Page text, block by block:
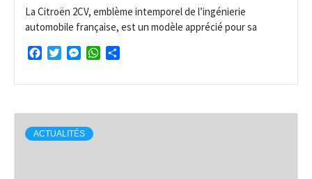
La Citroën 2CV, emblème intemporel de l’ingénierie
automobile française, est un modèle apprécié pour sa
FacebookTwitterMessengerWhatsApp
ACTUALITÉS